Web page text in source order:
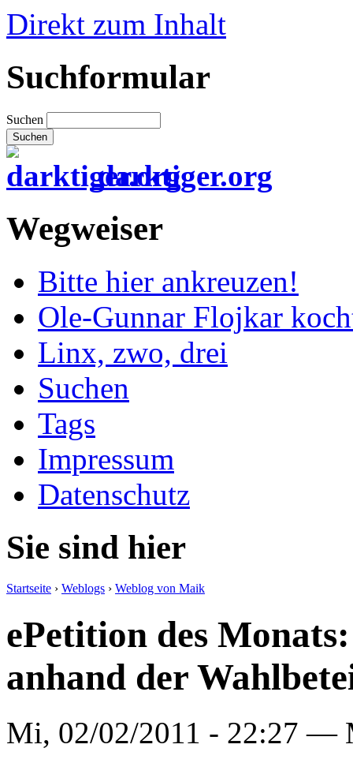
Direkt zum Inhalt
Suchformular
Suchen
darktiger.org
Wegweiser
Bitte hier ankreuzen!
Ole-Gunnar Flojkar
Linx, zwo, drei
Suchen
Tags
Impressum
Datenschutz
Sie sind hier
Startseite › Weblogs › Weblog von Maik
ePetition des
anhand der
Mi, 02/02/2011 - 22:27 —